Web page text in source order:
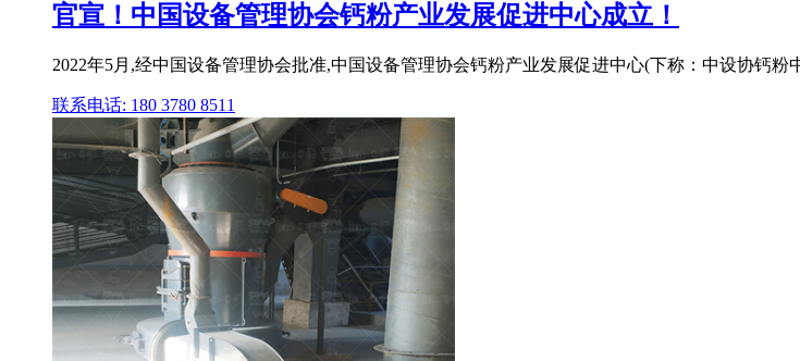
官宣！中国设备管理协会钙粉产业发展促进中心成立！
2022年5月,经中国设备管理协会批准,中国设备管理协会钙粉产业发展促进中心(下称：中设协钙
联系电话: 180 3780 8511